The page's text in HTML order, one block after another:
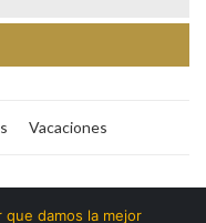
Vacaciones
que damos la mejor